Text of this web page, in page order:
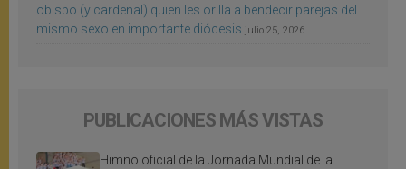
obispo (y cardenal) quien les orilla a bendecir parejas del
mismo sexo en importante diócesis julio 25, 2026
PUBLICACIONES MÁS VISTAS
Himno oficial de la Jornada Mundial de la